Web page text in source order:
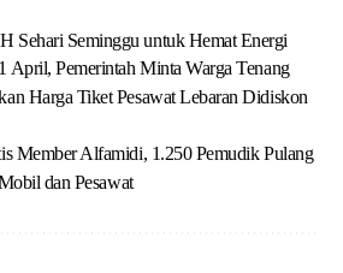
Sehari Seminggu untuk Hemat Energi
Pemerintah Minta Warga Tenang
Harga Tiket Pesawat Lebaran Didiskon
Member Alfamidi, 1.250 Pemudik Pulang
dan Pesawat